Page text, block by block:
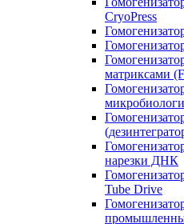
CryoPress
матриксами
нарезки ДНК
Tube Drive